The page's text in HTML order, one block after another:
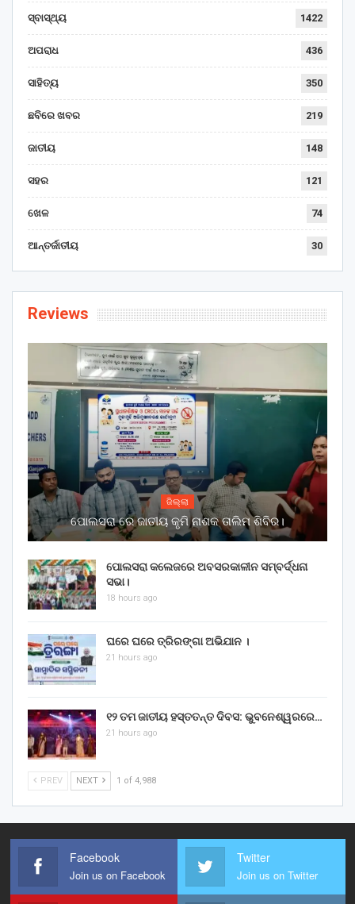
ସ୍ବାସ୍ଥ୍ୟ 1422
ଅପରାଧ 436
ସାହିତ୍ୟ 350
ଛବିରେ ଖବର 219
ଜାତୀୟ 148
ସହର 121
ଖେଳ 74
ଆନ୍ତର୍ଜାତୀୟ 30
Reviews
ଜିଲ୍ଲା
ପୋଲସରା ରେ ଜାତୀୟ କୃମି ନାଶକ ତାଲିମ ଶିବିର।
ପୋଲସରା କଲେଜରେ ଅବସରକାଳୀନ ସମ୍ବର୍ଦ୍ଧନା
ସଭା।
18 hours ago
ଘରେ ଘରେ ତ୍ରିରଙ୍ଗା ଅଭିଯାନ ।
21 hours ago
୧୨ ତମ ଜାତୀୟ ହସ୍ତତନ୍ତ ଦିବସ: ଭୁବନେଶ୍ୱରରେ…
21 hours ago
PREV NEXT 1 of 4,988
Facebook
Join us on Facebook
Twitter
Join us on Twitter